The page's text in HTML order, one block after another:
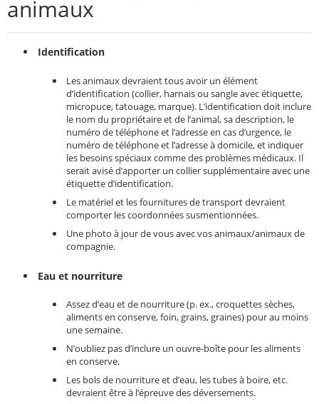
animaux
Identification
Les animaux devraient tous avoir un élément
d’identification (collier, harnais ou sangle avec étiquette,
micropuce, tatouage, marque). L’identification doit inclure
le nom du propriétaire et de l’animal, sa description, le
numéro de téléphone et l’adresse en cas d’urgence, le
numéro de téléphone et l’adresse à domicile, et indiquer
les besoins spéciaux comme des problèmes médicaux. Il
serait avisé d’apporter un collier supplémentaire avec une
étiquette d’identification.
Le matériel et les fournitures de transport devraient
comporter les coordonnées susmentionnées.
Une photo à jour de vous avec vos animaux/animaux de
compagnie.
Eau et nourriture
Assez d’eau et de nourriture (p. ex., croquettes sèches,
aliments en conserve, foin, grains, graines) pour au moins
une semaine.
N’oubliez pas d’inclure un ouvre-boîte pour les aliments
en conserve.
Les bols de nourriture et d’eau, les tubes à boire, etc.
devraient être à l’épreuve des déversements.